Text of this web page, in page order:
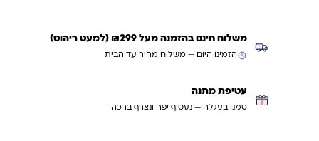
משלוח חינם בהזמנה מעל ₪299 (למעט ריהוט)
הזמינו היום — משלוח מהיר עד הבית
עטיפת מתנה
סמנו בעגלה — נעטוף יפה ונצרף ברכה